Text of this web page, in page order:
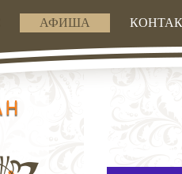
АФИША